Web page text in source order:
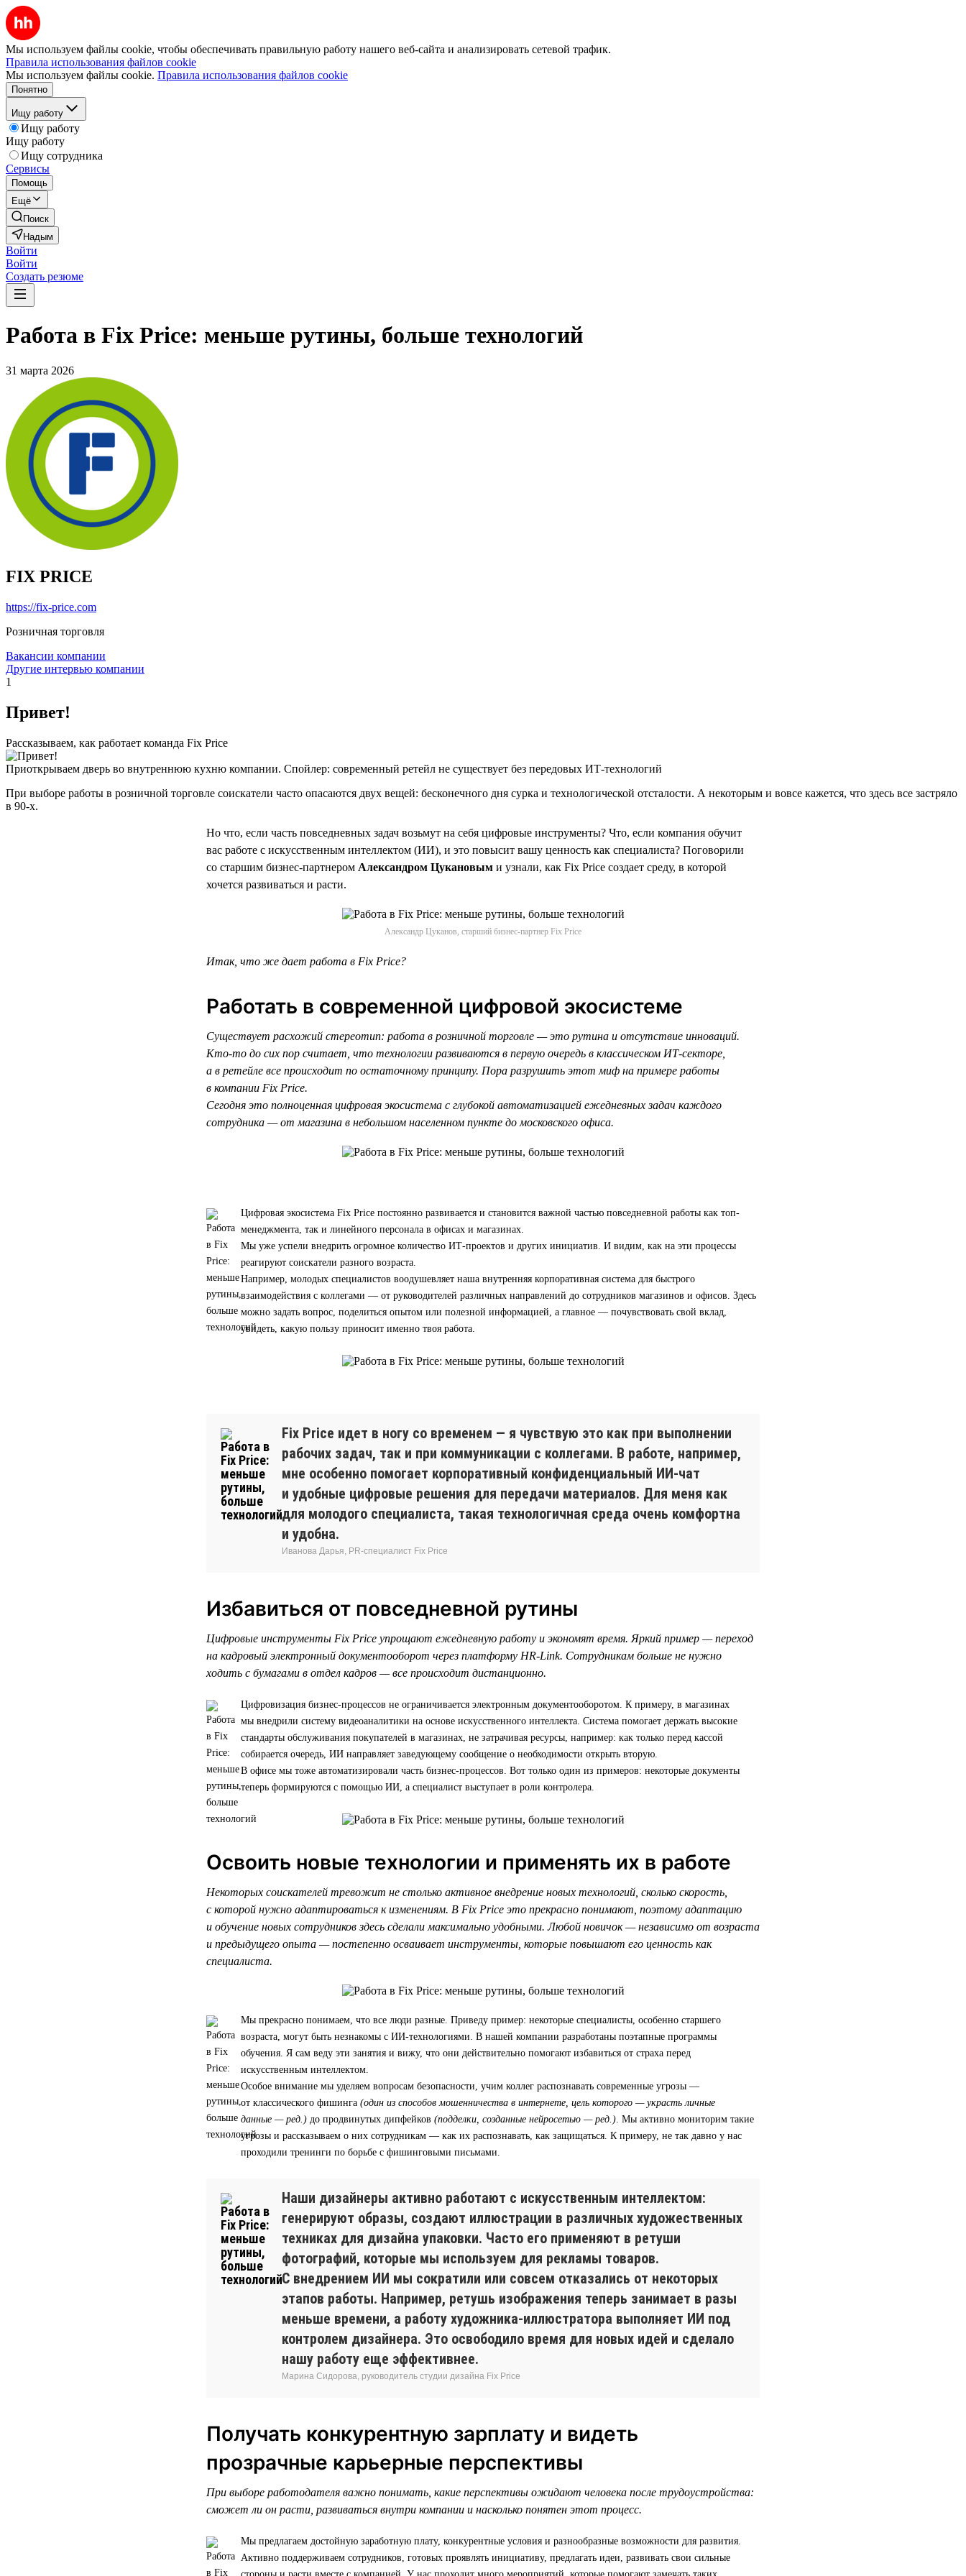
Мы используем файлы cookie, чтобы обеспечивать правильную работу нашего веб-сайта и анализировать сетевой трафик.
Правила использования файлов cookie
Мы используем файлы cookie. Правила использования файлов cookie
Понятно
Ищу работу
Ищу работу
Ищу работу
Ищу сотрудника
Сервисы
Помощь
Ещё
Поиск
Надым
Войти
Войти
Создать резюме
Работа в Fix Price: меньше рутины, больше технологий
31 марта 2026
FIX PRICE
https://fix-price.com
Розничная торговля
Вакансии компании
Другие интервью компании
1
Привет!
Рассказываем, как работает команда Fix Price
Приоткрываем дверь во внутреннюю кухню компании. Спойлер: современный ретейл не существует без передовых ИТ-технологий
При выборе работы в розничной торговле соискатели часто опасаются двух вещей: бесконечного дня сурка и технологической отсталости. А некоторым и вовсе кажется, что здесь все застряло
в 90-х.
Но что, если часть повседневных задач возьмут на себя цифровые инструменты? Что, если компания обучит
вас работе с искусственным интеллектом (ИИ), и это повысит вашу ценность как специалиста? Поговорили
со старшим бизнес-партнером Александром Цукановым и узнали, как Fix Price создает среду, в которой
хочется развиваться и расти.
Александр Цуканов, старший бизнес-партнер Fix Price
Итак, что же дает работа в Fix Price?
Работать в современной цифровой экосистеме
Существует расхожий стереотип: работа в розничной торговле — это рутина и отсутствие инноваций.
Кто-то до сих пор считает, что технологии развиваются в первую очередь в классическом ИТ-секторе,
а в ретейле все происходит по остаточному принципу. Пора разрушить этот миф на примере работы
в компании Fix Price.
Сегодня это полноценная цифровая экосистема с глубокой автоматизацией ежедневных задач каждого
сотрудника — от магазина в небольшом населенном пункте до московского офиса.
Цифровая экосистема Fix Price постоянно развивается и становится важной частью повседневной работы как топ-
менеджмента, так и линейного персонала в офисах и магазинах.
Мы уже успели внедрить огромное количество ИТ-проектов и других инициатив. И видим, как на эти процессы
реагируют соискатели разного возраста.
Например, молодых специалистов воодушевляет наша внутренняя корпоративная система для быстрого
взаимодействия с коллегами — от руководителей различных направлений до сотрудников магазинов и офисов. Здесь
можно задать вопрос, поделиться опытом или полезной информацией, а главное — почувствовать свой вклад,
увидеть, какую пользу приносит именно твоя работа.
Fix Price идет в ногу со временем — я чувствую это как при выполнении
рабочих задач, так и при коммуникации с коллегами. В работе, например,
мне особенно помогает корпоративный конфиденциальный ИИ-чат
и удобные цифровые решения для передачи материалов. Для меня как
для молодого специалиста, такая технологичная среда очень комфортна
и удобна.
Иванова Дарья, PR-специалист Fix Price
Избавиться от повседневной рутины
Цифровые инструменты Fix Price упрощают ежедневную работу и экономят время. Яркий пример — переход
на кадровый электронный документооборот через платформу HR-Link. Сотрудникам больше не нужно
ходить с бумагами в отдел кадров — все происходит дистанционно.
Цифровизация бизнес-процессов не ограничивается электронным документооборотом. К примеру, в магазинах
мы внедрили систему видеоаналитики на основе искусственного интеллекта. Система помогает держать высокие
стандарты обслуживания покупателей в магазинах, не затрачивая ресурсы, например: как только перед кассой
собирается очередь, ИИ направляет заведующему сообщение о необходимости открыть вторую.
В офисе мы тоже автоматизировали часть бизнес-процессов. Вот только один из примеров: некоторые документы
теперь формируются с помощью ИИ, а специалист выступает в роли контролера.
Освоить новые технологии и применять их в работе
Некоторых соискателей тревожит не столько активное внедрение новых технологий, сколько скорость,
с которой нужно адаптироваться к изменениям. В Fix Price это прекрасно понимают, поэтому адаптацию
и обучение новых сотрудников здесь сделали максимально удобными. Любой новичок — независимо от возраста
и предыдущего опыта — постепенно осваивает инструменты, которые повышают его ценность как
специалиста.
Мы прекрасно понимаем, что все люди разные. Приведу пример: некоторые специалисты, особенно старшего
возраста, могут быть незнакомы с ИИ-технологиями. В нашей компании разработаны поэтапные программы
обучения. Я сам веду эти занятия и вижу, что они действительно помогают избавиться от страха перед
искусственным интеллектом.
Особое внимание мы уделяем вопросам безопасности, учим коллег распознавать современные угрозы —
от классического фишинга (один из способов мошенничества в интернете, цель которого — украсть личные
данные — ред.) до продвинутых дипфейков (подделки, созданные нейросетью — ред.) . Мы активно мониторим такие
угрозы и рассказываем о них сотрудникам — как их распознавать, как защищаться. К примеру, не так давно у нас
проходили тренинги по борьбе с фишинговыми письмами.
Наши дизайнеры активно работают с искусственным интеллектом:
генерируют образы, создают иллюстрации в различных художественных
техниках для дизайна упаковки. Часто его применяют в ретуши
фотографий, которые мы используем для рекламы товаров.
С внедрением ИИ мы сократили или совсем отказались от некоторых
этапов работы. Например, ретушь изображения теперь занимает в разы
меньше времени, а работу художника-иллюстратора выполняет ИИ под
контролем дизайнера. Это освободило время для новых идей и сделало
нашу работу еще эффективнее.
Марина Сидорова, руководитель студии дизайна Fix Price
Получать конкурентную зарплату и видеть
прозрачные карьерные перспективы
При выборе работодателя важно понимать, какие перспективы ожидают человека после трудоустройства:
сможет ли он расти, развиваться внутри компании и насколько понятен этот процесс.
Мы предлагаем достойную заработную плату, конкурентные условия и разнообразные возможности для развития.
Активно поддерживаем сотрудников, готовых проявлять инициативу, предлагать идеи, развивать свои сильные
стороны и расти вместе с компанией. У нас проходит много мероприятий, которые помогают замечать таких